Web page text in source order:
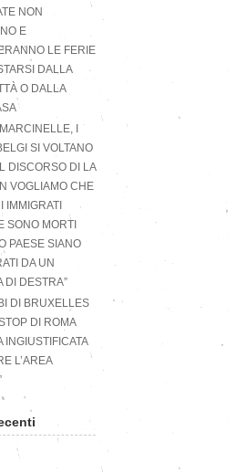
NON
E
LE FERIE
DALLA
O DALLA
I
SI VOLTANO
DISCORSO DI LA
VOGLIAMO CHE
IMMIGRATI
SONO MORTI
PAESE SIANO
DA UN
DI DESTRA”
DI BRUXELLES
DI ROMA
INGIUSTIFICATA
L’AREA